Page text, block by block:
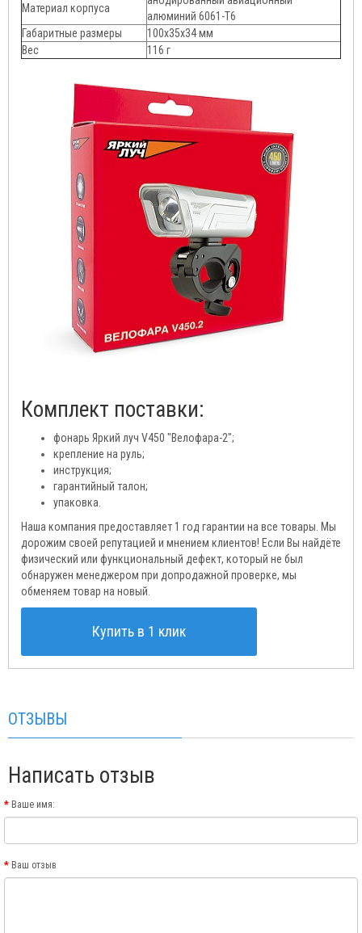
Материал корпуса
алюминий 6061-Т6
Габаритные размеры
100х35х34 мм
Вес
116 г
Комплект поставки:
фонарь Яркий луч V450 "Велофара-2";
крепление на руль;
инструкция;
гарантийный талон;
упаковка.
Наша компания предоставляет 1 год гарантии на все товары. Мы
дорожим своей репутацией и мнением клиентов! Если Вы найдёте
физический или функциональный дефект, который не был
обнаружен менеджером при допродажной проверке, мы
обменяем товар на новый.
Купить в 1 клик
ОТЗЫВЫ
Написать отзыв
Ваше имя:
Ваш отзыв